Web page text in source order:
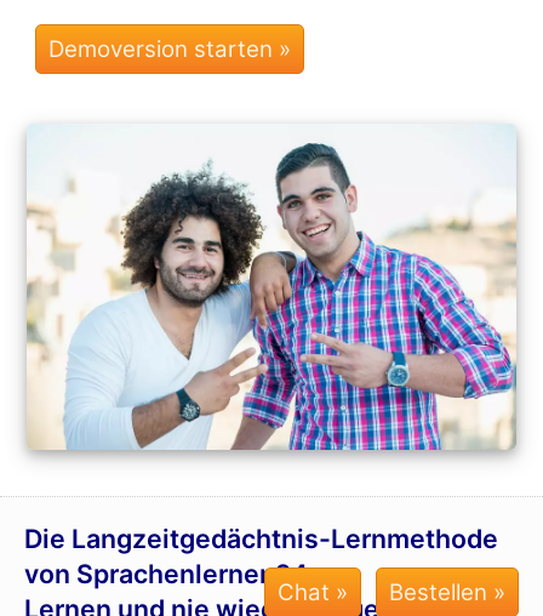
Die Langzeit­gedächtnis-Lernmethode
von Sprachenlernen24:
Lernen und nie wieder vergessen
Chat »